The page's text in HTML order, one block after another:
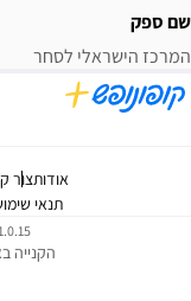
שם ספק
המרכז הישראלי לסחר
אודותצור
תנאי
הקנייה